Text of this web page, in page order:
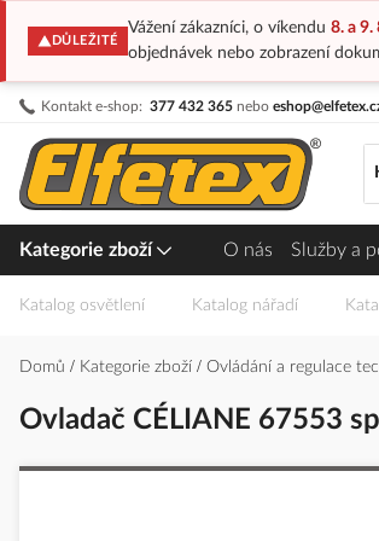
DŮLEŽITÉ
Vážení zákazníci, o víkendu 8. a 9.
objednávek nebo zobrazení
Kontakt e-shop: 377 432 365 nebo
Přejít
obsah
Kategorie zboží O nás Služby a
Katalog osvětlení Katalog nářadí
Domů Kategorie zboží Ovládání a regulace
Ovladač CÉLIANE 67553